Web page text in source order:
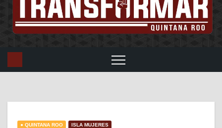
● QUINTANA ROO ISLA MUJERES